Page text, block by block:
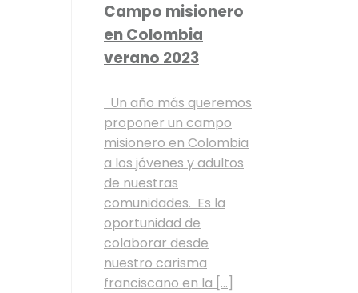
Campo misionero
en Colombia
verano 2023
Un año más queremos
proponer un campo
misionero en Colombia
a los jóvenes y adultos
de nuestras
comunidades. Es la
oportunidad de
colaborar desde
nuestro carisma
franciscano en la […]